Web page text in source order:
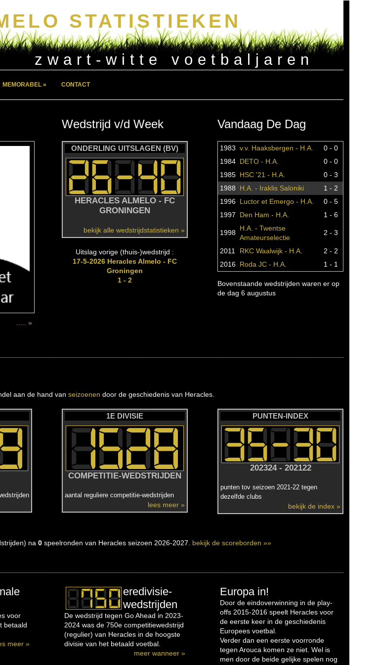
STATISTIEKEN
zwart-witte voetbaljaren
MEMORABEL » CONTACT
..... »
Wedstrijd v/d Week
ONDERLING UITSLAGEN (BV)
HERACLES ALMELO - FC
GRONINGEN
bekijk alle wedstrijdstatistieken »
Uitslag vorige (thuis-)wedstrijd :
17-5-2026 Heracles Almelo - FC
Groningen
1 - 2
Vandaag De Dag
1983 v.v. Haaksbergen - H.A.
0 - 0
1984 DETO - H.A.
0 - 0
1985 HSC '21 - H.A.
0 - 3
1988
H.A. - Iraklis Saloniki
1 - 2
1996 Luctor et Emergo - H.A.
0 - 5
1997
Den Ham - H.A. 1 - 6
1998
H.A. - Twentse
Amateurselectie
2 - 3
2011 RKC Waalwijk - H.A.
2 - 2
2016 Roda JC - H.A. 1 - 1
Bovenstaande wedstrijden waren er op
de dag 6 augustus
aan de hand van seizoenen door de geschiedenis van Heracles.
1E DIVISIE
COMPETITIE-WEDSTRIJDEN
aantal reguliere competitie-wedstrijden
lees meer »
PUNTEN-INDEX
202324 - 202122
punten tov seizoen 2021-22 tegen
dezelfde clubs
bekijk de index »
na 0 speelronden van Heracles seizoen 2026-2027. bekijk de scoreborden »»
voor
betaald
meer »
eredivisie-
wedstrijden
De wedstrijd tegen Go Ahead in 2023-
2024 was de 750e competitiewedstrijd
(regulier) van Heracles in de hoogste
divisie van het betaald voetbal.
meer wanneer »
Europa in!
Door de eindoverwinning in de play-
offs 2015-2016 speelt Heracles voor
de eerste keer in de geschiedenis
Europees voetbal.
Verder dan een eerste voorronde
tegen Arouca komen ze niet. Wel is
men door de beide gelijke spelen nog